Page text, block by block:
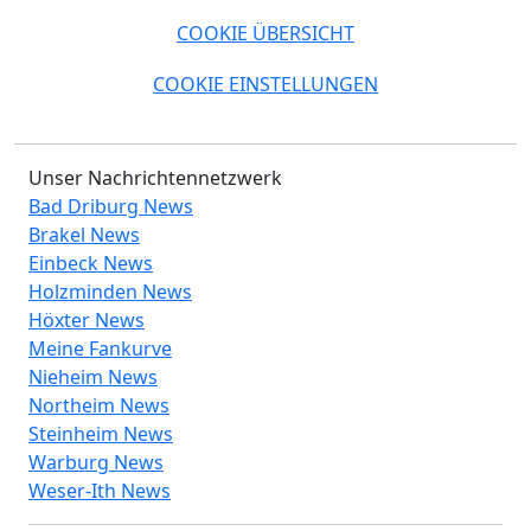
COOKIE ÜBERSICHT
COOKIE EINSTELLUNGEN
Unser Nachrichtennetzwerk
Bad Driburg News
Brakel News
Einbeck News
Holzminden News
Höxter News
Meine Fankurve
Nieheim News
Northeim News
Steinheim News
Warburg News
Weser-Ith News